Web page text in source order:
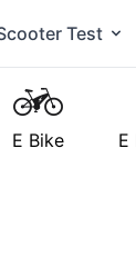
Test
E Bike E